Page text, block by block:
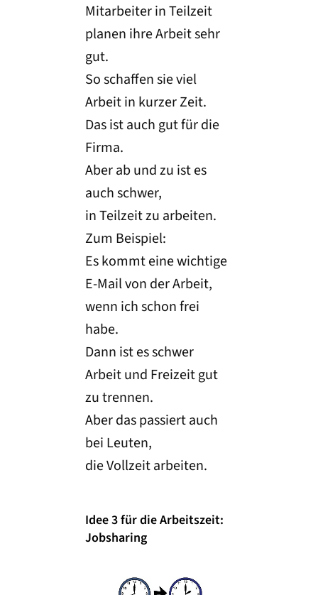
Mitarbeiter in Teilzeit
planen ihre Arbeit sehr
gut.
So schaffen sie viel
Arbeit in kurzer Zeit.
Das ist auch gut für die
Firma.
Aber ab und zu ist es
auch schwer,
in Teilzeit zu arbeiten.
Zum Beispiel:
Es kommt eine wichtige
E-Mail von der Arbeit,
wenn ich schon frei
habe.
Dann ist es schwer
Arbeit und Freizeit gut
zu trennen.
Aber das passiert auch
bei Leuten,
die Vollzeit arbeiten.
Idee 3 für die Arbeitszeit:
Jobsharing